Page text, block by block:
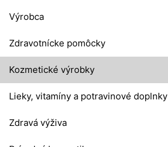
Výrobca
Zdravotnícke pomôcky
Kozmetické výrobky
Lieky, vitamíny a potravinové doplnky
Zdravá výživa